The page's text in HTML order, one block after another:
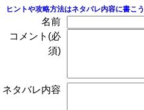
ヒントや攻略方法はネタバレ内容に書こう
名前
コメント(必
須)
ネタバレ内容